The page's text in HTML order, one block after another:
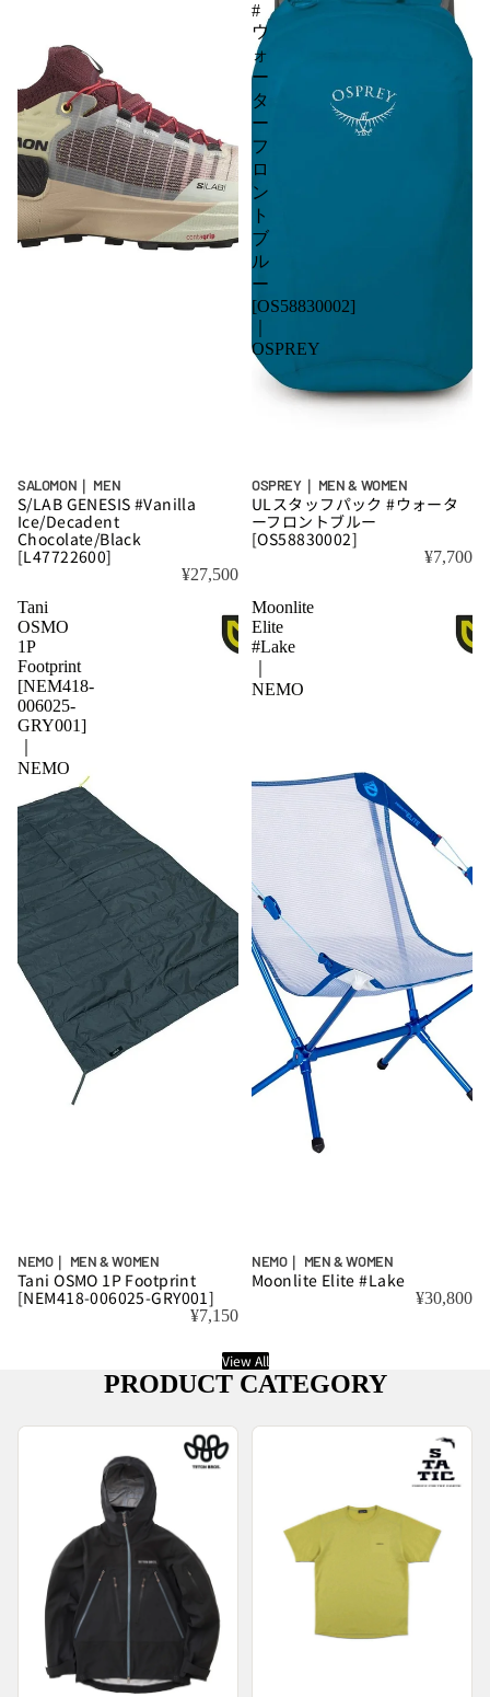
SALOMON｜ MEN
S/LAB GENESIS #Vanilla
Ice/Decadent
Chocolate/Black
[L47722600]
¥27,500
#
ウ
ォ
ー
タ
ー
フ
ロ
ン
ト
ブ
ル
ー
[OS58830002]
OSPREY
OSPREY｜ MEN & WOMEN
ULスタッフパック #ウォータ
ーフロントブルー
[OS58830002]
¥7,700
Tani
OSMO
1P
Footprint
[NEM418-
006025-
GRY001]
NEMO
NEMO｜ MEN & WOMEN
Tani OSMO 1P Footprint
[NEM418-006025-GRY001]
¥7,150
Moonlite
Elite
#Lake
NEMO
NEMO｜ MEN & WOMEN
Moonlite Elite #Lake
¥30,800
View All
PRODUCT CATEGORY
アウター トップス